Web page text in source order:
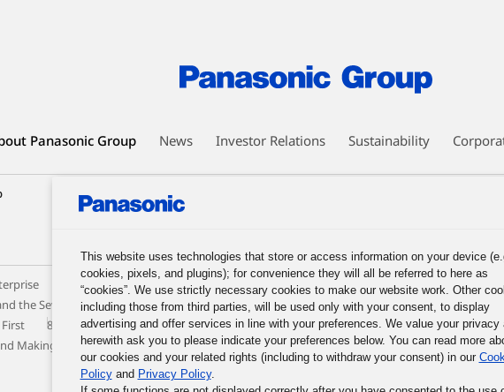
Panasonic Group News Investor Relations Sustainability
Group CEO Message
Our Businesses
Human Capital Management
2. The Mission of the Panasonic Group, and What We Must Do Now
3. The Basic
the Seven Principles
5. The Basic Business Philosophy of the Panasonic Group
6.
8. Autonomous Responsible Management
9. Participative Management through
Making the Most of Their Potential
This website uses technologies that store or access information on your device
cookies, pixels, and plugins); for convenience they will all be referred to here as
“cookies”. We use strictly necessary cookies to make our website work. Other
including those from third parties, will be used only with your consent, to display
advertising and offer services in line with your preferences. We value your privacy
herewith ask you to please indicate your preferences below. You can read more
our cookies and your related rights (including to withdraw your consent) in our
Policyand Privacy Policy.